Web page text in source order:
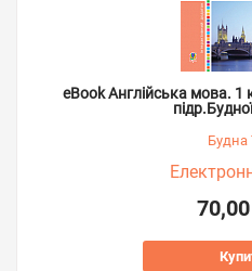
eBook Англійська мова.
Будна